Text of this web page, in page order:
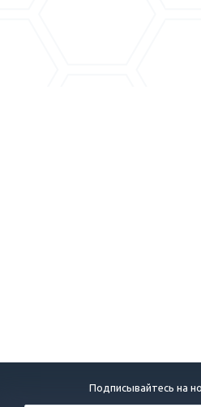
Подписывайтесь на